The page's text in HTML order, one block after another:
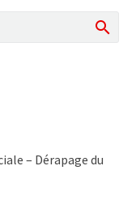
– Dérapage du